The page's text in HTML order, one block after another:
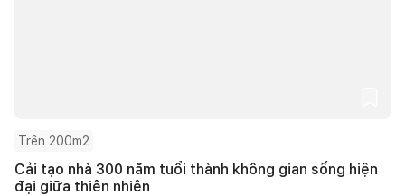
Trên 200m2
Cải tạo nhà 300 năm tuổi thành không gian sống hiện
đại giữa thiên nhiên